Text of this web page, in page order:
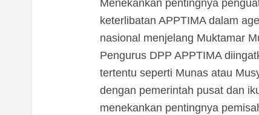
Menekankan pentingnya
keterlibatan APPTIMA dalam
nasional menjelang Muktamar
Pengurus DPP APPTIMA
tertentu seperti Munas atau
dengan pemerintah pusat dan
menekankan pentingnya